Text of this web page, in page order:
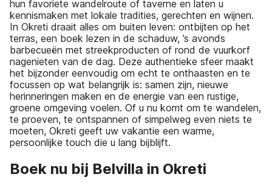
hun favoriete wandelroute of taverne en laten u
kennismaken met lokale tradities, gerechten en wijnen.
In Okreti draait alles om buiten leven: ontbijten op het
terras, een boek lezen in de schaduw, ’s avonds
barbecueën met streekproducten of rond de vuurkorf
nagenieten van de dag. Deze authentieke sfeer maakt
het bijzonder eenvoudig om echt te onthaasten en te
focussen op wat belangrijk is: samen zijn, nieuwe
herinneringen maken en de energie van een rustige,
groene omgeving voelen. Of u nu komt om te wandelen,
te proeven, te ontspannen of simpelweg even niets te
moeten, Okreti geeft uw vakantie een warme,
persoonlijke touch die u lang bijblijft.
Boek nu bij Belvilla in Okreti